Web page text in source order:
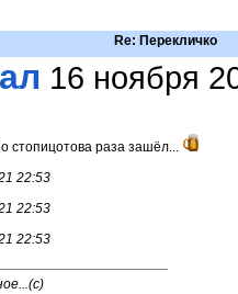
Re: Перекличко
16 ноября
стопицотова раза зашёл...
22:53
22:53
22:53